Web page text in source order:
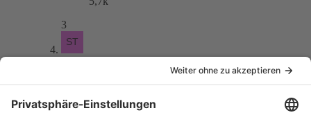
3
28. Juni 2016 um 22:23